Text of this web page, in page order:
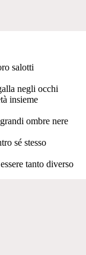
salotti
negli occhi
insieme
ombre nere
sé stesso
tanto diverso